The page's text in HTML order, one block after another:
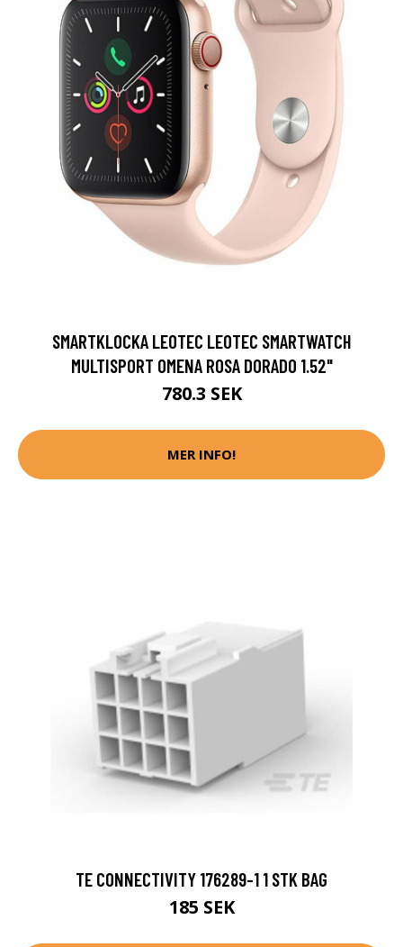
SMARTKLOCKA LEOTEC LEOTEC SMARTWATCH
MULTISPORT OMENA ROSA DORADO 1.52"
780.3 SEK
MER INFO!
TE CONNECTIVITY 176289-1 1 STK BAG
185 SEK